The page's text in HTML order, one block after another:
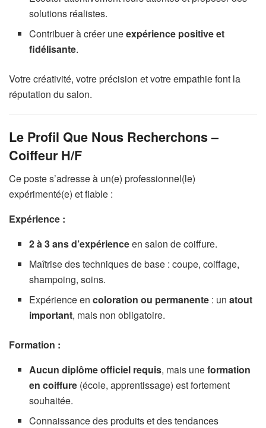
solutions réalistes.
Contribuer à créer uneexpérience positive et
fidélisante.
Votre créativité, votre précision et votre empathie font la
réputation du salon.
Le Profil Que Nous Recherchons –
Coiffeur H/F
Ce poste s’adresse à un(e) professionnel(le)
expérimenté(e) et fiable :
Expérience :
2 à 3 ans d’expérienceen salon de coiffure.
Maîtrise des techniques de base : coupe, coiffage,
shampoing, soins.
Expérience encoloration ou permanente : unatout
important, mais non obligatoire.
Formation :
Aucun diplôme officiel requis, mais uneformation
en coiffure (école, apprentissage) est fortement
souhaitée.
Connaissance des produits et des tendances